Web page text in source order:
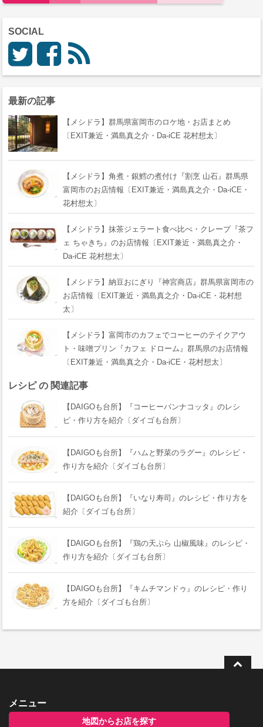
SOCIAL
最新の記事
【メシドラ】群馬県富岡市のロケ地・お店まとめ
〔EXIT兼近・満島真之介・Da-iCE 花村想太〕
【メシドラ】角煮・銀鱈の煮付け『割烹 山石』群馬県
富岡市のお店情報〔EXIT兼近・満島真之介・Da-iCE・
花村想太〕
【メシドラ】抹茶ジェラート食べ比べ・クレープ『茶フ
ェ ちゃきち』のお店情報〔EXIT兼近・満島真之介・
Da-iCE 花村想太〕
【メシドラ】納豆おにぎり『神宮商店』群馬県富岡市の
お店情報〔EXIT兼近・満島真之介・Da-iCE・花村想
太〕
【メシドラ】富岡市のカフェでコーヒーのテイクアウ
ト・味噌プリン『カフェ ドローム』群馬県のお店情報
〔EXIT兼近・満島真之介・Da-iCE・花村想太〕
レシピ の 関連記事
【DAIGOも台所】『コーヒーパンナコッタ』のレシ
ピ・作り方を紹介〔ダイゴも台所〕
【DAIGOも台所】『ハムと野菜のラグー』のレシピ・
作り方を紹介〔ダイゴも台所〕
【DAIGOも台所】『いなり寿司』のレシピ・作り方を
紹介〔ダイゴも台所〕
【DAIGOも台所】『鶏の天ぷら 山椒風味』のレシピ・
作り方を紹介〔ダイゴも台所〕
【DAIGOも台所】『キムチマンドゥ』のレシピ・作り
方を紹介〔ダイゴも台所〕
メニュー
地図からお店を探す